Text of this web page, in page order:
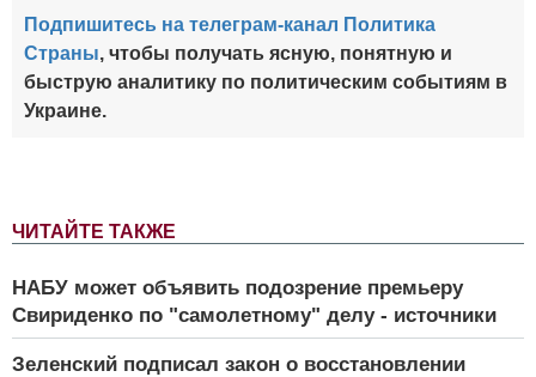
ЧИТАЙТЕ ТАКЖЕ
НАБУ может объявить подозрение премьеру
Свириденко по "самолетному" делу - источники
Зеленский подписал закон о восстановлении
Подпишитесь на телеграм-канал Политика
Страны, чтобы получать ясную, понятную и
быструю аналитику по политическим событиям в
Украине.